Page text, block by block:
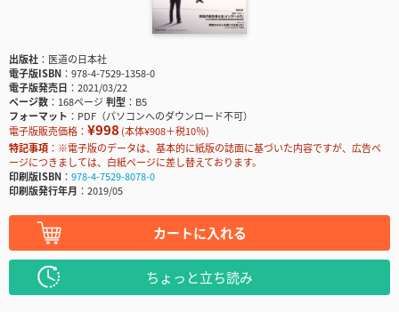
出版社
医道の日本社
電子版ISBN
978-4-7529-1358-0
電子版発売日
2021/03/22
ページ数
168ページ判型
B5
フォーマット
PDF（パソコンへのダウンロード不可）
電子版販売価格： ¥998 (本体¥908＋税10％)
特記事項
※電子版のデータは、基本的に紙版の誌面に基づいた内容ですが、広告ペ
ージにつきましては、白紙ページに差し替えております。
印刷版ISBN
978-4-7529-8078-0
印刷版発行年月
2019/05
カートに入れる
ちょっと立ち読み